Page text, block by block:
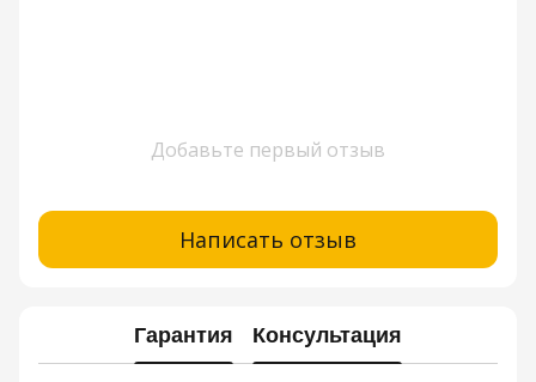
Добавьте первый отзыв
Написать отзыв
Гарантия Консультация